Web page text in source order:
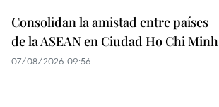
Consolidan la amistad entre países
de la ASEAN en Ciudad Ho Chi Minh
07/08/2026 09:56